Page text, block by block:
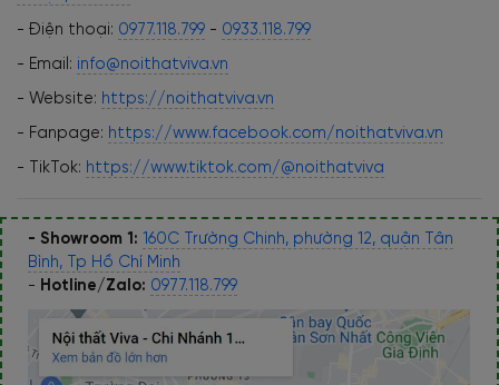
- Điện thoại: 0977.118.799 - 0933.118.799
- Email: info@noithatviva.vn
- Website: https://noithatviva.vn
- Fanpage: https://www.facebook.com/noithatviva.vn
- TikTok: https://www.tiktok.com/@noithatviva
- Showroom 1: 160C Trường Chinh, phường 12, quận Tân
Bình, Tp Hồ Chí Minh
- Hotline/Zalo: 0977.118.799